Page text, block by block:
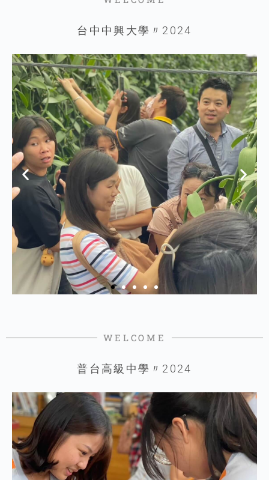
台中中興大學〃2024
WELCOME
普台高級中學〃2024